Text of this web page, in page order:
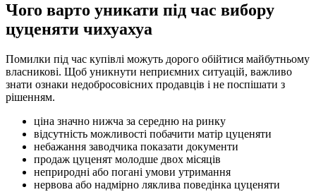
Чого варто уникати під час вибору
цуценяти чихуахуа
Помилки під час купівлі можуть дорого обійтися майбутньому
власникові. Щоб уникнути неприємних ситуацій, важливо
знати ознаки недобросовісних продавців і не поспішати з
рішенням.
ціна значно нижча за середню на ринку
відсутність можливості побачити матір цуценяти
небажання заводчика показати документи
продаж цуценят молодше двох місяців
неприродні або погані умови утримання
нервова або надмірно ляклива поведінка цуценяти